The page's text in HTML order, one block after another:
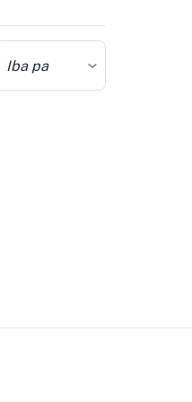
Iba pa